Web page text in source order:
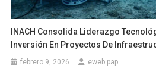
INACH Consolida Liderazgo
Inversión En Proyectos De
febrero 9, 2026 eweb.pap